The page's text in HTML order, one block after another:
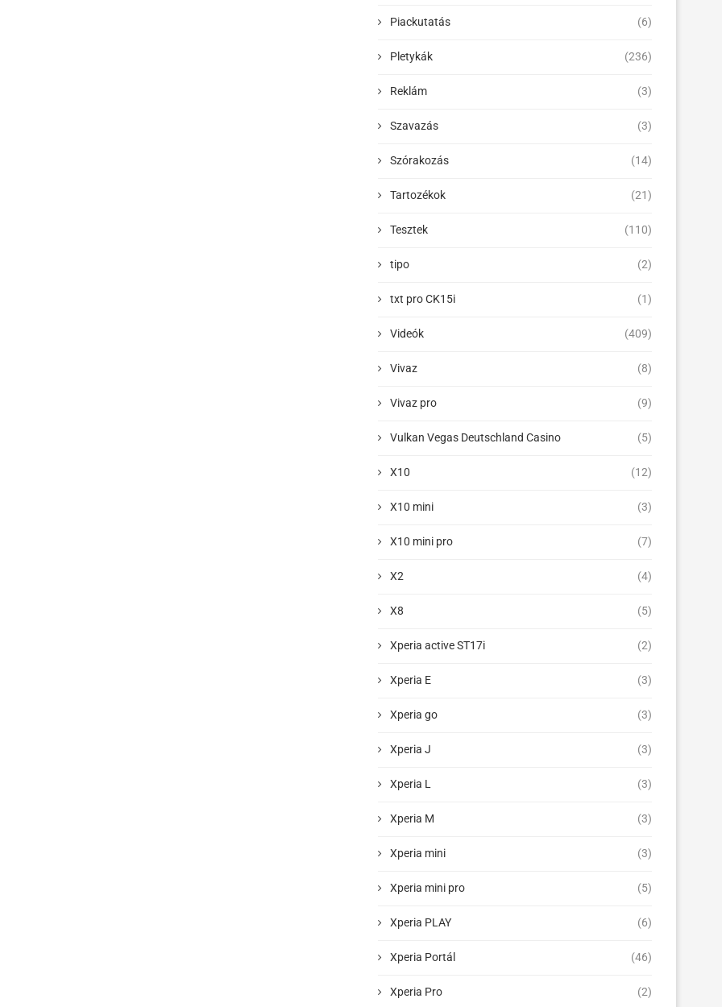
Piackutatás (6)
Pletykák (236)
Reklám (3)
Szavazás (3)
Szórakozás (14)
Tartozékok (21)
Tesztek (110)
tipo (2)
txt pro CK15i (1)
Videók (409)
Vivaz (8)
Vivaz pro (9)
Vulkan Vegas Deutschland Casino (5)
X10 (12)
X10 mini (3)
X10 mini pro (7)
X2 (4)
X8 (5)
Xperia active ST17i (2)
Xperia E (3)
Xperia go (3)
Xperia J (3)
Xperia L (3)
Xperia M (3)
Xperia mini (3)
Xperia mini pro (5)
Xperia PLAY (6)
Xperia Portál (46)
Xperia Pro (2)